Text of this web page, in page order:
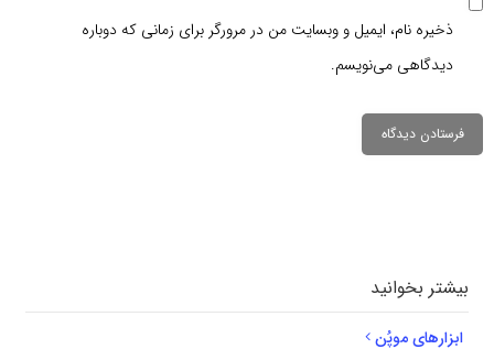
ذخیره نام، ایمیل و وبسایت من در مرورگر برای زمانی که دوباره
دیدگاهی می‌نویسم.
بیشتر بخوانید
ابزارهای موپُن